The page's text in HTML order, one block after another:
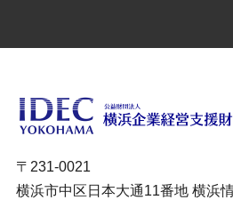
〒231-0021
横浜市中区日本大通11番地 横浜